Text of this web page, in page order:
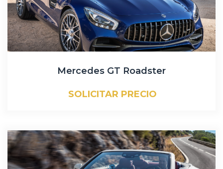
Mercedes GT Roadster
SOLICITAR PRECIO